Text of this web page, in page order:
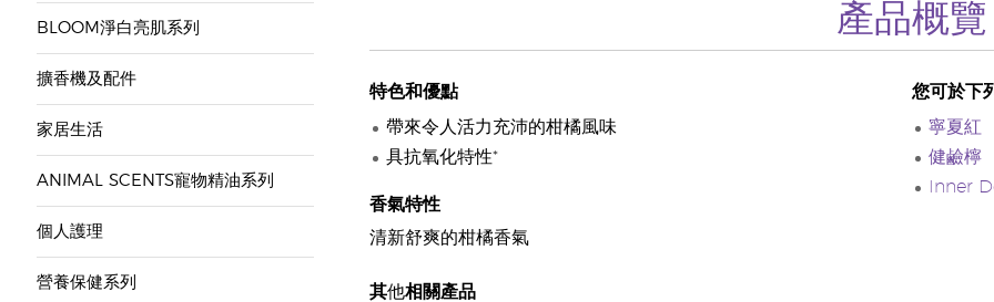
BLOOM淨白亮肌系列
擴香機及配件
家居生活
ANIMAL SCENTS寵物精油系列
個人護理
營養保健系列
產品概覽
特色和優點
帶來令人活力充沛的柑橘風味
具抗氧化特性*
香氣特性
清新舒爽的柑橘香氣
其他相關產品
您可於下
寧夏紅
健鹼檸
Inner